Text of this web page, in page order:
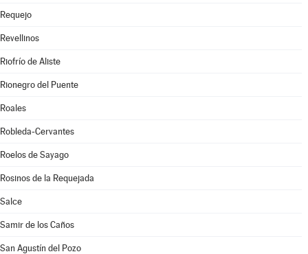
Requejo
Revellinos
Riofrío de Aliste
Rionegro del Puente
Roales
Robleda-Cervantes
Roelos de Sayago
Rosinos de la Requejada
Salce
Samir de los Caños
San Agustín del Pozo